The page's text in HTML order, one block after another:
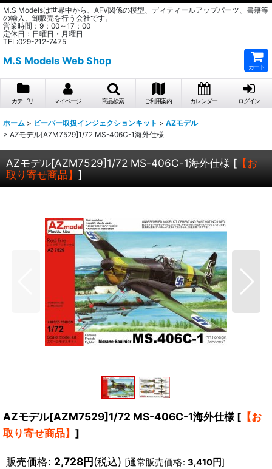
M.S Modelsは世界中から、AFV関係の模型、ディティールアップパーツ、書籍等
の輸入、卸販売を行う会社です。
営業時間：9：00～17：00
定休日：日曜日・月曜日
TEL:029-212-7475
M.S Models Web Shop
カート
カテゴリ マイページ 商品検索 ご利用案内 カレンダー ログイン
ホーム > ビーバー取扱インジェクションキット > AZモデル
> AZモデル[AZM7529]1/72 MS-406C-1海外仕様
AZモデル[AZM7529]1/72 MS-406C-1海外仕様 [ 【お
取り寄せ商品】 ]
AZモデル[AZM7529]1/72 MS-406C-1海外仕様 [ 【お
取り寄せ商品】 ]
販売価格: 2,728円(税込) [通常販売価格: 3,410円]